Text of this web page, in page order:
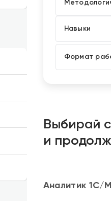
Выбирай
и
Аналитик 1С/